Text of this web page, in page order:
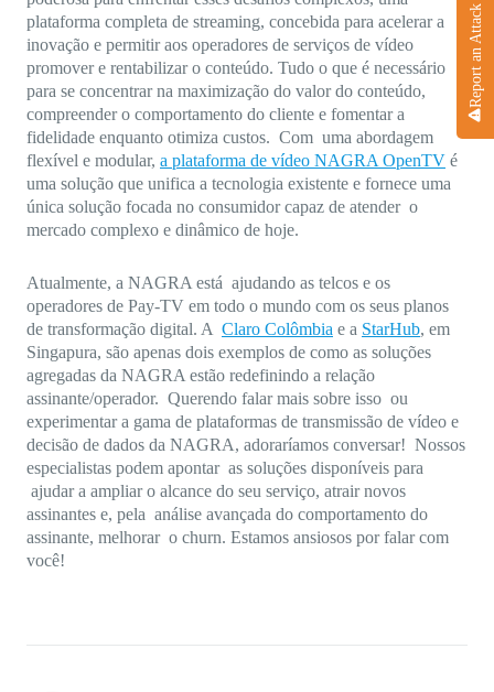
Report an Attack
plataforma completa de streaming, concebida para acelerar a
inovação e permitir aos operadores de serviços de vídeo
promover e rentabilizar o conteúdo. Tudo o que é necessário
para se concentrar na maximização do valor do conteúdo,
compreender o comportamento do cliente e fomentar a
fidelidade enquanto otimiza custos. Com uma abordagem
flexível e modular, a plataforma de vídeo NAGRA OpenTV é
uma solução que unifica a tecnologia existente e fornece uma
única solução focada no consumidor capaz de atender o
mercado complexo e dinâmico de hoje.
Atualmente, a NAGRA está ajudando as telcos e os
operadores de Pay-TV em todo o mundo com os seus planos
de transformação digital. A Claro Colômbia e a StarHub, em
Singapura, são apenas dois exemplos de como as soluções
agregadas da NAGRA estão redefinindo a relação
assinante/operador. Querendo falar mais sobre isso ou
experimentar a gama de plataformas de transmissão de vídeo e
decisão de dados da NAGRA, adoraríamos conversar! Nossos
especialistas podem apontar as soluções disponíveis para
ajudar a ampliar o alcance do seu serviço, atrair novos
assinantes e, pela análise avançada do comportamento do
assinante, melhorar o churn. Estamos ansiosos por falar com
você!